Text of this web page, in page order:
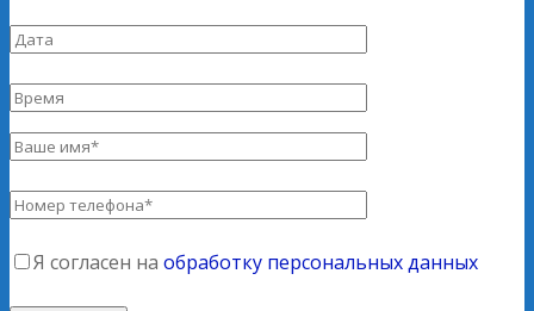
Я согласен на обработку персональных данных